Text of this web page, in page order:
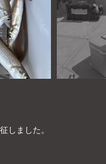
しました。